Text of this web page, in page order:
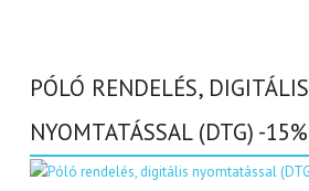
PÓLÓ RENDELÉS, DIGITÁLIS
NYOMTATÁSSAL (DTG) -15%